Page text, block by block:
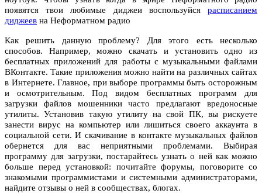
появятся твои любимые диджеи воспользуйся расписанием
диджеев на Неформатном радио
Как решить данную проблему? Для этого есть несколько
способов. Например, можно скачать и установить одно из
бесплатных приложений для работы с музыкальными файлами
ВКонтакте. Такие приложения можно найти на различных сайтах
в Интернете. Главное, при выборе программы быть осторожным
и осмотрительным. Под видом бесплатных программ для
загрузки файлов мошенники часто предлагают вредоносные
утилиты. Установив такую утилиту на свой ПК, вы рискуете
занести вирус на компьютер или лишиться своего аккаунта в
социальной сети. И скачивание в контакте музыкальных файлов
обернется для вас неприятными проблемами. Выбирая
программу для загрузки, постарайтесь узнать о ней как можно
больше перед установкой: почитайте форумы, поговорите со
знакомыми программистами и системными администраторами,
найдите отзывы о ней в сообществах, блогах.